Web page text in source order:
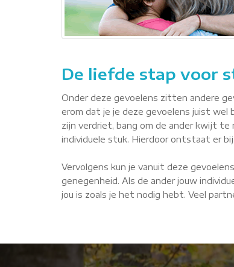
De liefde stap voor
Onder deze gevoelens zitten andere
erom dat je je deze gevoelens juist
zijn verdriet, bang om de ander kwijt te
individuele stuk. Hierdoor ontstaat er
Vervolgens kun je vanuit deze
genegenheid. Als de ander jouw
jou is zoals je het nodig hebt. Veel